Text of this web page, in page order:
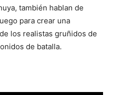
también hablan de
para crear una
los realistas gruñidos de
de batalla.